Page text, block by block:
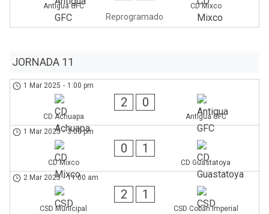
Antigua GFC CD Mixco
Reprogramado
JORNADA 11
1 Mar 2025 - 1:00 pm
CD Achuapa
2 0
Antigua GFC
1 Mar 2025 - 3:00 pm
CD Mixco
0 1
CD Guastatoya
2 Mar 2025 - 11:00 am
CSD Municipal
2 1
CSD Cobán Imperial